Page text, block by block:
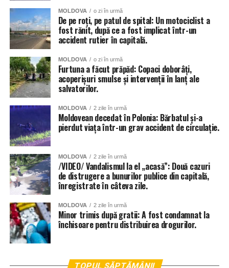
MOLDOVA o zi în urmă
De pe roți, pe patul de spital: Un motociclist a
fost rănit, după ce a fost implicat într-un
accident rutier în capitală.
MOLDOVA o zi în urmă
Furtuna a făcut prăpăd: Copaci doborâți,
acoperișuri smulse și intervenții în lanț ale
salvatorilor.
MOLDOVA 2 zile în urmă
Moldovean decedat în Polonia: Bărbatul și-a
pierdut viața într-un grav accident de circulație.
MOLDOVA 2 zile în urmă
/VIDEO/ Vandalismul la el „acasă”: Două cazuri
de distrugere a bunurilor publice din capitală,
înregistrate în câteva zile.
MOLDOVA 2 zile în urmă
Minor trimis după gratii: A fost condamnat la
închisoare pentru distribuirea drogurilor.
TOPUL SĂPTĂMÂNII